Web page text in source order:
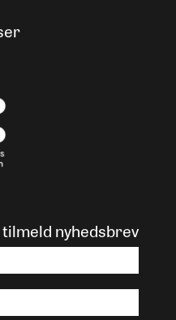
tilmeld nyhedsbrev